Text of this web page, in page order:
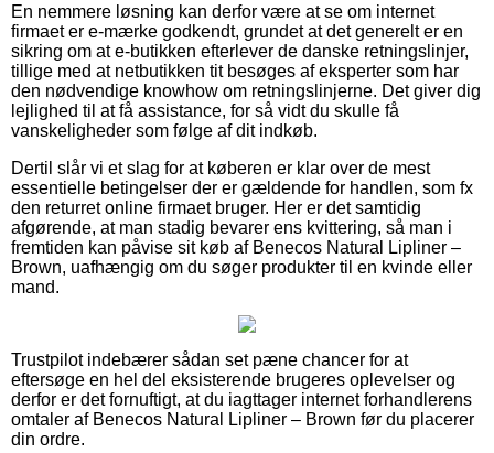
En nemmere løsning kan derfor være at se om internet
firmaet er e-mærke godkendt, grundet at det generelt er en
sikring om at e-butikken efterlever de danske retningslinjer,
tillige med at netbutikken tit besøges af eksperter som har
den nødvendige knowhow om retningslinjerne. Det giver dig
lejlighed til at få assistance, for så vidt du skulle få
vanskeligheder som følge af dit indkøb.
Dertil slår vi et slag for at køberen er klar over de mest
essentielle betingelser der er gældende for handlen, som fx
den returret online firmaet bruger. Her er det samtidig
afgørende, at man stadig bevarer ens kvittering, så man i
fremtiden kan påvise sit køb af Benecos Natural Lipliner –
Brown, uafhængig om du søger produkter til en kvinde eller
mand.
Trustpilot indebærer sådan set pæne chancer for at
eftersøge en hel del eksisterende brugeres oplevelser og
derfor er det fornuftigt, at du iagttager internet forhandlerens
omtaler af Benecos Natural Lipliner – Brown før du placerer
din ordre.